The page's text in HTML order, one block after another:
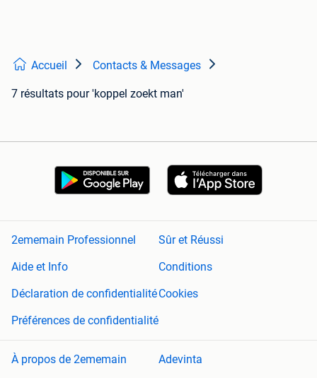
Accueil Contacts & Messages
7 résultats pour 'koppel zoekt man'
2ememain Professionnel
Sûr et Réussi
Aide et Info
Conditions
Déclaration de confidentialitéCookies
Préférences de confidentialité
À propos de 2ememain Adevinta